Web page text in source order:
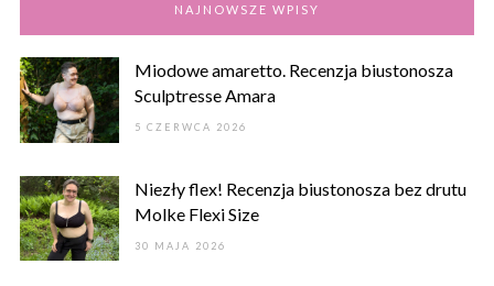
NAJNOWSZE WPISY
Miodowe amaretto. Recenzja biustonosza
Sculptresse Amara
5 CZERWCA 2026
Niezły flex! Recenzja biustonosza bez drutu
Molke Flexi Size
30 MAJA 2026